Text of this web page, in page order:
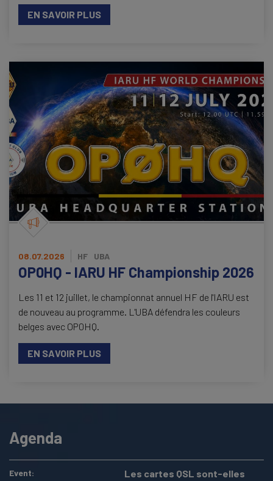
EN SAVOIR PLUS
08.07.2026 HF UBA
OP0HQ - IARU HF Championship 2026
Les 11 et 12 juillet, le championnat annuel HF de l'IARU est
de nouveau au programme. L'UBA défendra les couleurs
belges avec OP0HQ.
EN SAVOIR PLUS
Agenda
Event
Les cartes QSL sont-elles